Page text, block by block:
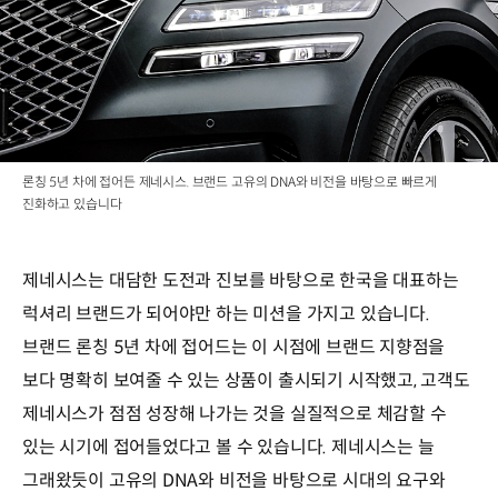
론칭 5년 차에 접어든 제네시스. 브랜드 고유의 DNA와 비전을 바탕으로 빠르게
진화하고 있습니다
제네시스는 대담한 도전과 진보를 바탕으로 한국을 대표하는
럭셔리 브랜드가 되어야만 하는 미션을 가지고 있습니다.
브랜드 론칭 5년 차에 접어드는 이 시점에 브랜드 지향점을
보다 명확히 보여줄 수 있는 상품이 출시되기 시작했고, 고객도
제네시스가 점점 성장해 나가는 것을 실질적으로 체감할 수
있는 시기에 접어들었다고 볼 수 있습니다. 제네시스는 늘
그래왔듯이 고유의 DNA와 비전을 바탕으로 시대의 요구와